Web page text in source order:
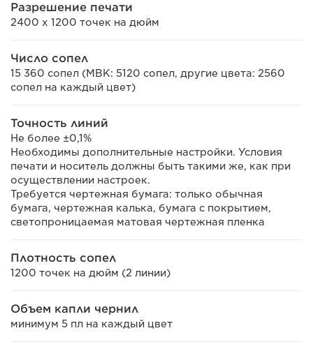
Разрешение печати
2400 x 1200 точек на дюйм
Число сопел
15 360 сопел (MBK: 5120 сопел, другие цвета: 2560
сопел на каждый цвет)
Точность линий
Не более ±0,1%
Необходимы дополнительные настройки. Условия
печати и носитель должны быть такими же, как при
осуществлении настроек.
Требуется чертежная бумага: только обычная
бумага, чертежная калька, бумага с покрытием,
светопроницаемая матовая чертежная пленка
Плотность сопел
1200 точек на дюйм (2 линии)
Объем капли чернил
минимум 5 пл на каждый цвет